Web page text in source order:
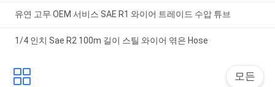
유연 고무 OEM 서비스 SAE R1 와이어 트레이드 수압 튜브
1/4 인치 Sae R2 100m 길이 스틸 와이어 엮은 Hose
모든